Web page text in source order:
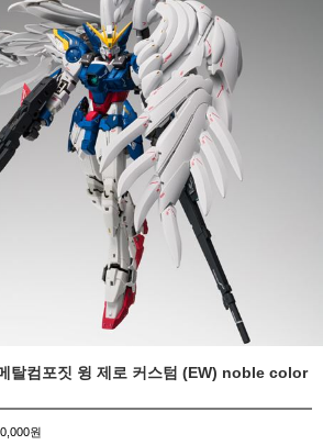
탈컴포짓 윙 제로 커스텀 (EW) noble color
원